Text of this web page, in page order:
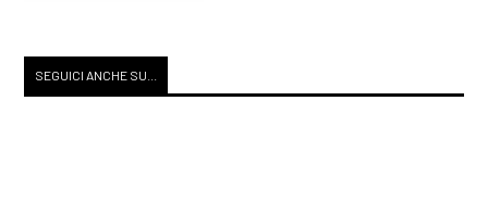
SEGUICI ANCHE SU...